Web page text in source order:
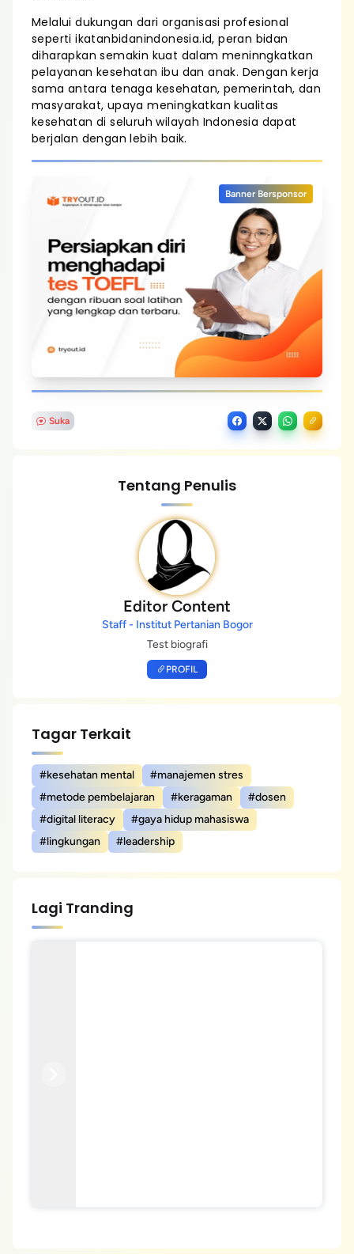
Melalui dukungan dari organisasi profesional
seperti ikatanbidanindonesia.id, peran bidan
diharapkan semakin kuat dalam meninngkatkan
pelayanan kesehatan ibu dan anak. Dengan kerja
sama antara tenaga kesehatan, pemerintah, dan
masyarakat, upaya meningkatkan kualitas
kesehatan di seluruh wilayah Indonesia dapat
berjalan dengan lebih baik.
Banner Bersponsor
Suka
Tentang Penulis
Editor Content
Staff - Institut Pertanian Bogor
Test biografi
PROFIL
Tagar Terkait
#kesehatan mental
#manajemen stres
#metode pembelajaran
#keragaman
#dosen
#digital literacy
#gaya hidup mahasiswa
#lingkungan
#leadership
Lagi Tranding